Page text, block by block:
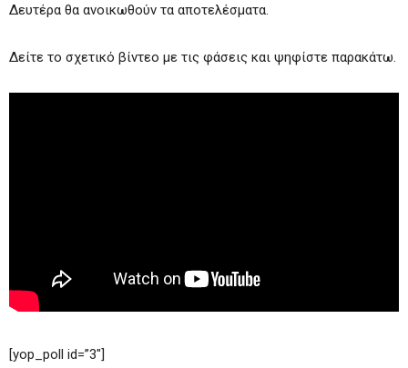
Δευτέρα θα ανοικωθούν τα αποτελέσματα.
Δείτε το σχετικό βίντεο με τις φάσεις και ψηφίστε παρακάτω.
[yop_poll id=”3″]